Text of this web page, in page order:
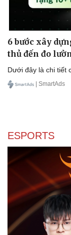
6 bước xây
thủ đến đo
Dưới đây là chi tiết
| SmartAds
ESPORTS